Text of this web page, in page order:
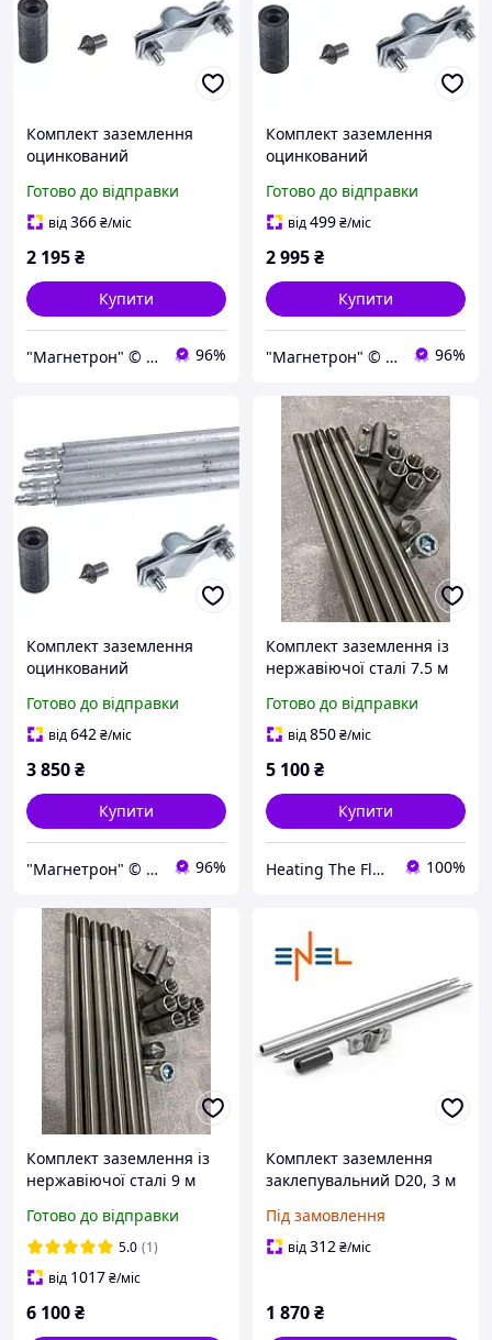
Комплект заземлення
оцинкований
заклепувальний D-20мм,
L-3м
Готово до відправки
від366₴/міс
2 195₴
Купити
"Магнетрон" © Інтернет-магазин запчастин та аксесуарів для побутової техніки 96%
Комплект заземлення
оцинкований
заклепувальний D-20мм,
L-4,5м
Готово до відправки
від499₴/міс
2 995₴
Купити
"Магнетрон" © Інтернет-магазин запчастин та аксесуарів для побутової техніки 96%
Комплект заземлення
оцинкований
заклепувальний D-20мм,
L-6м
Готово до відправки
від642₴/міс
3 850₴
Купити
"Магнетрон" © Інтернет-магазин запчастин та аксесуарів для побутової техніки 96%
Комплект заземлення із
нержавіючої сталі 7.5 м
Готово до відправки
від850₴/міс
5 100₴
Купити
Heating The Floor 100%
Комплект заземлення із
нержавіючої сталі 9 м
Готово до відправки
5.0 (1)
від 1017₴/міс
6 100₴
Комплект заземлення
заклепувальний D20, 3 м
7510301
Під замовлення
від312₴/міс
1 870₴